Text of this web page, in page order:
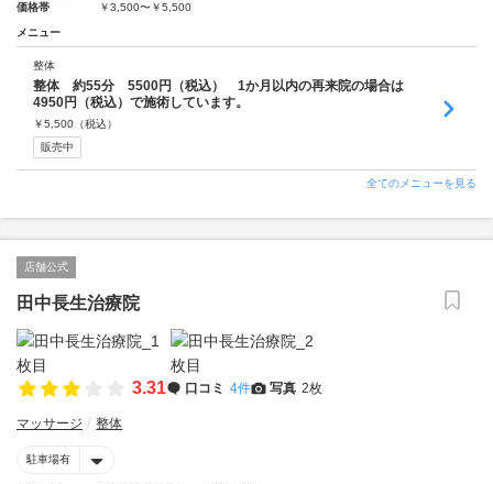
価格帯
￥3,500〜￥5,500
メニュー
整体
整体 約55分 5500円（税込） 1か月以内の再来院の場合は
4950円（税込）で施術しています。
￥5,500 （税込）
販売中
全てのメニューを見る
店舗公式
田中長生治療院
3.31 口コミ 4件 写真 2枚
マッサージ 整体
駐車場有